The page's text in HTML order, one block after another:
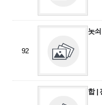
92
놋
합 |